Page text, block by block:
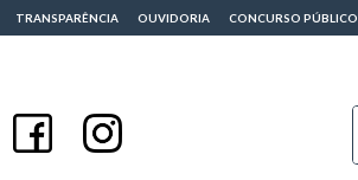
TRANSPARÊNCIA OUVIDORIA CONCURSO PÚBLICO